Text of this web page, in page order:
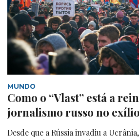
MUNDO
Como o “Vlast” está a
jornalismo russo no exílio
Desde que a Rússia invadiu a